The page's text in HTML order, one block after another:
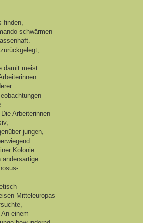
finden,
schwärmen
damit meist
Arbeiterinnen
jungen,
Kolonie
andersartige
Mitteleuropas
einem